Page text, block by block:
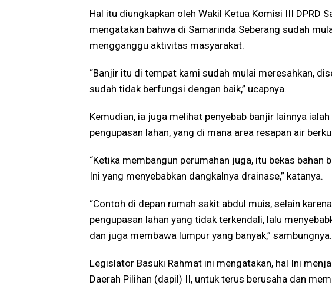
Hal itu diungkapkan oleh Wakil Ketua Komisi III DPRD
mengatakan bahwa di Samarinda Seberang sudah
mengganggu aktivitas masyarakat.
“Banjir itu di tempat kami sudah mulai meresahkan,
sudah tidak berfungsi dengan baik,” ucapnya.
Kemudian, ia juga melihat penyebab banjir lainnya
pengupasan lahan, yang di mana area resapan air
“Ketika membangun perumahan juga, itu bekas bahan
Ini yang menyebabkan dangkalnya drainase,” katanya.
“Contoh di depan rumah sakit abdul muis, selain
pengupasan lahan yang tidak terkendali, lalu
dan juga membawa lumpur yang banyak,” sambungnya.
Legislator Basuki Rahmat ini mengatakan, hal Ini
Daerah Pilihan (dapil) II, untuk terus berusaha dan